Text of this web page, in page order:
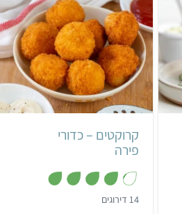
קל 55 דקות
3 מנות
קרוקטים – כדורי
פירה
14 דירוגים